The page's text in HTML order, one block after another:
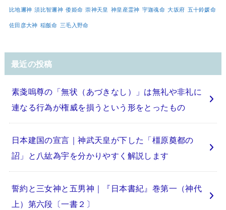
比地邇神 須比智邇神 倭姫命 崇神天皇 神皇産霊神 宇迦魂命 大坂府 五十鈴媛命
佐田彦大神 稲飯命 三毛入野命
最近の投稿
素戔嗚尊の「無状（あづきなし）」は無礼や非礼に
連なる行為が権威を損うという形をとったもの
日本建国の宣言｜神武天皇が下した「橿原奠都の
詔」と八紘為宇を分かりやすく解説します
誓約と三女神と五男神｜『日本書紀』巻第一（神代
上）第六段〔一書２〕